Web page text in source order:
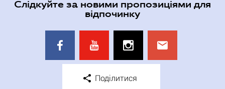
Слідкуйте за новими пропозиціями для
відпочинку
Поділитися